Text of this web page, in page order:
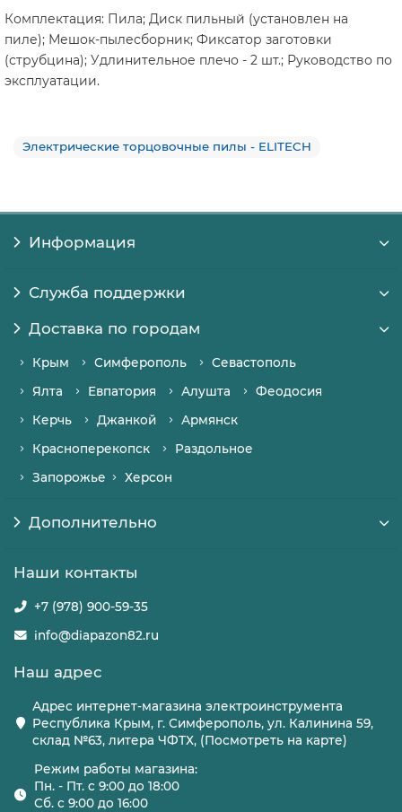
Комплектация: Пила; Диск пильный (установлен на
пиле); Мешок-пылесборник; Фиксатор заготовки
(струбцина); Удлинительное плечо - 2 шт.; Руководство по
эксплуатации.
Электрические торцовочные пилы - ELITECH
Информация
Служба поддержки
Доставка по городам
Крым Симферополь
Севастополь
Ялта
Евпатория Алушта
Феодосия
Керчь
Джанкой
Армянск
Красноперекопск
Раздольное
Запорожье
Херсон
Дополнительно
Наши контакты
+7 (978) 900-59-35
info@diapazon82.ru
Наш адрес
Адрес интернет-магазина электроинструмента
Республика Крым, г. Симферополь, ул. Калинина 59,
склад №63, литера ЧФТХ, (Посмотреть на карте)
Режим работы магазина:
Пн. - Пт. с 9:00 до 18:00
Сб. с 9:00 до 16:00